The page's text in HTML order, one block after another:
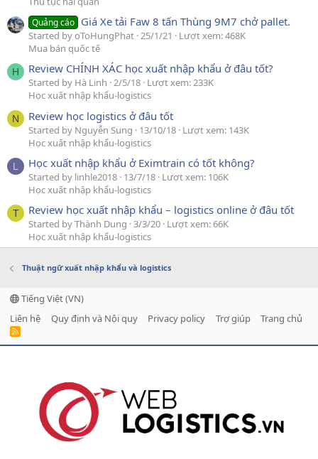
Quảng cáo Giá Xe tải Faw 8 tấn Thùng 9M7 chở pallet.
Started by oToHungPhat 25/1/21
Lượt xem: 468K
Mua bán quốc tế
H Review CHÍNH XÁC học xuất nhập khẩu ở đâu tốt?
Started by Hà Linh 2/5/18 Lượt xem: 233K
Học xuất nhập khẩu-logistics
N Review học logistics ở đâu tốt
Started by Nguyễn Sung 13/10/18 Lượt xem: 143K
Học xuất nhập khẩu-logistics
L Học xuất nhập khẩu ở Eximtrain có tốt không?
Started by linhle2018 13/7/18 Lượt xem: 106K
Học xuất nhập khẩu-logistics
T Review học xuất nhập khẩu – logistics online ở đâu tốt
Started by Thành Dung 3/3/20 Lượt xem: 66K
Học xuất nhập khẩu-logistics
Thuật ngữ xuất nhập khẩu và logistics
Tiếng Việt (VN)
Liên hệ
Quy định và Nội quy Privacy policy Trợ giúp Trang chủ
R